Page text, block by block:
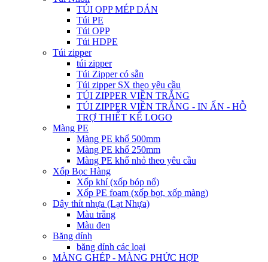
TÚI OPP MÉP DÁN
Túi PE
Túi OPP
Túi HDPE
Túi zipper
túi zipper
Túi Zipper có sẵn
Túi zipper SX theo yêu cầu
TÚI ZIPPER VIỀN TRẮNG
TÚI ZIPPER VIỀN TRẮNG - IN ẤN - HỖ
TRỢ THIẾT KẾ LOGO
Màng PE
Màng PE khổ 500mm
Màng PE khổ 250mm
Màng PE khổ nhỏ theo yêu cầu
Xốp Bọc Hàng
Xốp khí (xốp bóp nổ)
Xốp PE foam (xốp bọt, xốp màng)
Dây thít nhựa (Lạt Nhựa)
Màu trắng
Màu đen
Băng dính
băng dính các loại
MÀNG GHÉP - MÀNG PHỨC HỢP